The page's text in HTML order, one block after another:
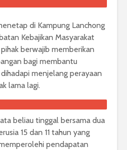
di Kampung Lanchong
Kebajikan Masyarakat
berwajib memberikan
bagi membantu
menjelang perayaan
lama lagi.
beliau tinggal bersama dua
15 dan 11 tahun yang
pendapatan